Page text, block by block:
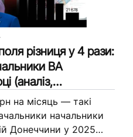
різниця у 4 рази:
ВА
(аналіз,
на місяць — такі
начальники
Донеччини у 2025